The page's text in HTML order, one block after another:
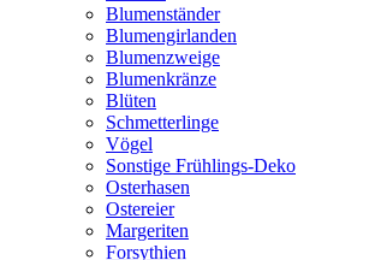
Blumenständer
Blumengirlanden
Blumenzweige
Blumenkränze
Blüten
Schmetterlinge
Vögel
Sonstige Frühlings-Deko
Osterhasen
Ostereier
Margeriten
Forsythien